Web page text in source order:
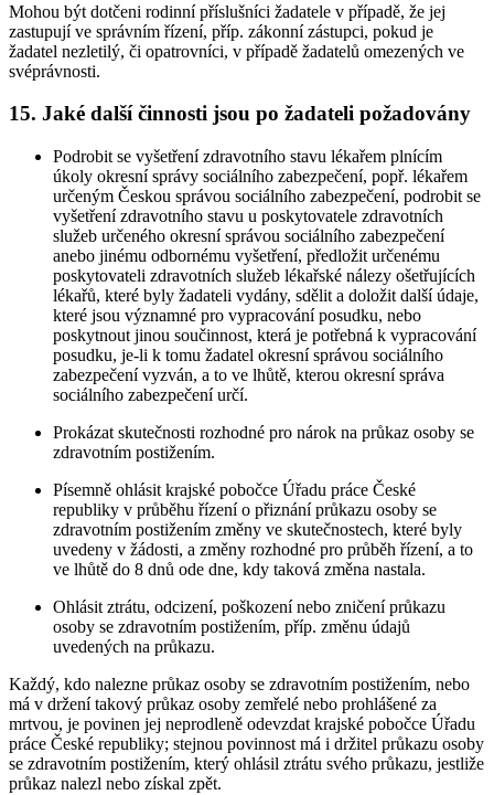
Mohou být dotčeni rodinní příslušníci žadatele v případě, že jej
zastupují ve správním řízení, příp. zákonní zástupci, pokud je
žadatel nezletilý, či opatrovníci, v případě žadatelů omezených ve
svéprávnosti.
15. Jaké další činnosti jsou po žadateli požadovány
Podrobit se vyšetření zdravotního stavu lékařem plnícím
úkoly okresní správy sociálního zabezpečení, popř. lékařem
určeným Českou správou sociálního zabezpečení, podrobit se
vyšetření zdravotního stavu u poskytovatele zdravotních
služeb určeného okresní správou sociálního zabezpečení
anebo jinému odbornému vyšetření, předložit určenému
poskytovateli zdravotních služeb lékařské nálezy ošetřujících
lékařů, které byly žadateli vydány, sdělit a doložit další údaje,
které jsou významné pro vypracování posudku, nebo
poskytnout jinou součinnost, která je potřebná k vypracování
posudku, je-li k tomu žadatel okresní správou sociálního
zabezpečení vyzván, a to ve lhůtě, kterou okresní správa
sociálního zabezpečení určí.
Prokázat skutečnosti rozhodné pro nárok na průkaz osoby se
zdravotním postižením.
Písemně ohlásit krajské pobočce Úřadu práce České
republiky v průběhu řízení o přiznání průkazu osoby se
zdravotním postižením změny ve skutečnostech, které byly
uvedeny v žádosti, a změny rozhodné pro průběh řízení, a to
ve lhůtě do 8 dnů ode dne, kdy taková změna nastala.
Ohlásit ztrátu, odcizení, poškození nebo zničení průkazu
osoby se zdravotním postižením, příp. změnu údajů
uvedených na průkazu.
Každý, kdo nalezne průkaz osoby se zdravotním postižením, nebo
má v držení takový průkaz osoby zemřelé nebo prohlášené za
mrtvou, je povinen jej neprodleně odevzdat krajské pobočce Úřadu
práce České republiky; stejnou povinnost má i držitel průkazu osoby
se zdravotním postižením, který ohlásil ztrátu svého průkazu, jestliže
průkaz nalezl nebo získal zpět.